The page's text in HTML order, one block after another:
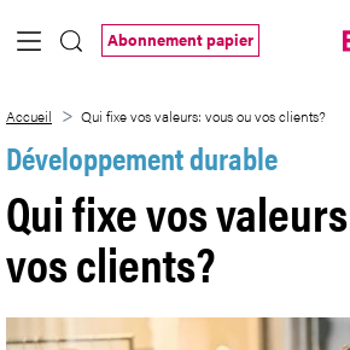
Saut au contenu principal
Abonnement papier
Accueil Qui fixe vos valeurs: vous ou vos clients?
Développement durable
Qui fixe vos
vos clients?